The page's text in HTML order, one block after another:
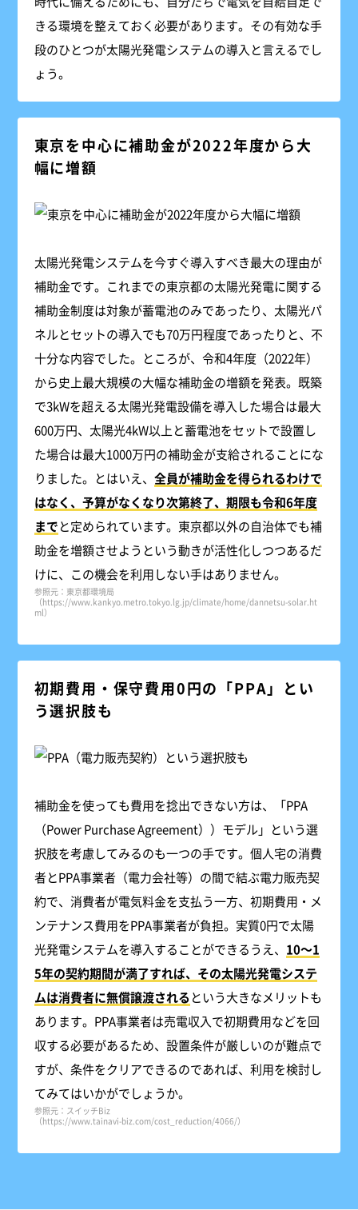
きる環境を整えておく必要があります。その有効な手
段のひとつが太陽光発電システムの導入と言えるでし
ょう。
東京を中心に補助金が2022年度から大
幅に増額
太陽光発電システムを今すぐ導入すべき最大の理由が
補助金です。これまでの東京都の太陽光発電に関する
補助金制度は対象が蓄電池のみであったり、太陽光パ
ネルとセットの導入でも70万円程度であったりと、不
十分な内容でした。ところが、令和4年度（2022年）
から史上最大規模の大幅な補助金の増額を発表。既築
で3kWを超える太陽光発電設備を導入した場合は最大
600万円、太陽光4kW以上と蓄電池をセットで設置し
た場合は最大1000万円の補助金が支給されることにな
りました。とはいえ、 全員が補助金を得られるわけで
はなく、予算がなくなり次第終了、期限も令和6年度
までと定められています。東京都以外の自治体でも補
助金を増額させようという動きが活性化しつつあるだ
けに、この機会を利用しない手はありません。
参照元：東京都環境局
（https://www.kankyo.metro.tokyo.lg.jp/climate/home/dannetsu-solar.ht
ml）
初期費用・保守費用0円の「PPA」とい
う選択肢も
補助金を使っても費用を捻出できない方は、「PPA
（Power Purchase Agreement））モデル」という選
択肢を考慮してみるのも一つの手です。個人宅の消費
者とPPA事業者（電力会社等）の間で結ぶ電力販売契
約で、消費者が電気料金を支払う一方、初期費用・メ
ンテナンス費用をPPA事業者が負担。実質0円で太陽
光発電システムを導入することができるうえ、 10～1
5年の契約期間が満了すれば、その太陽光発電システ
ムは消費者に無償譲渡される という大きなメリットも
あります。PPA事業者は売電収入で初期費用などを回
収する必要があるため、設置条件が厳しいのが難点で
すが、条件をクリアできるのであれば、利用を検討し
てみてはいかがでしょうか。
参照元：スイッチBiz
（https://www.tainavi-biz.com/cost_reduction/4066/）